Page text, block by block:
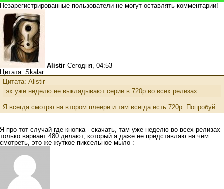
Незарегистрированные пользователи не могут оставлять комментарии!
Alistir Сегодня, 04:53
Цитата: Skalar
Цитата: Alistir
эх уже неделю не выкладывают серии в 720р во всех релизах
Я всегда смотрю на втором плеере и там всегда есть 720р. Попробуй
Я про тот случай где кнопка - скачать, там уже неделю во всех релизах
только вариант 480 делают, который я даже не представляю на чём
смотреть, это же жуткое пиксельное мыло :